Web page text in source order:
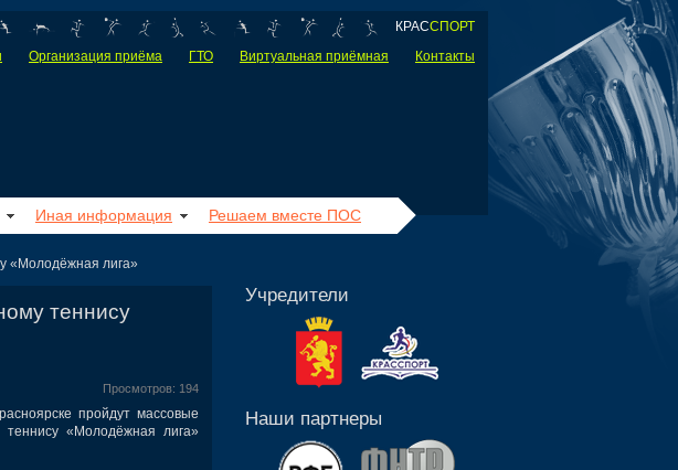
КРАССПОРТ
Организация приёма ГТО Виртуальная приёмная Контакты
Иная информация Решаем вместе ПОС
«Молодёжная лига»
теннису
Просмотров: 194
пройдут массовые
теннису «Молодёжная лига»
Учредители
Наши партнеры